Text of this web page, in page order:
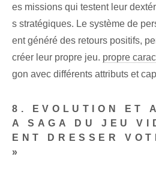
es missions qui testent leur
s stratégiques. Le système de
ent généré des retours positifs,
créer leur propre jeu. propre
gon avec différents attributs et
8. EVOLUTION ET
A SAGA DU JEU
ENT DRESSER
»